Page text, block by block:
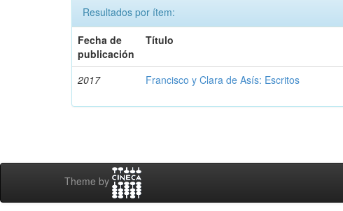
Resultados por ítem:
Fecha de
publicación
Título
2017 Francisco y Clara de Asís: Escritos
Theme by